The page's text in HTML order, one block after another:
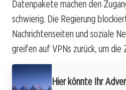
Datenpakete machen den
schwierig. Die Regierung
Nachrichtenseiten und soziale
greifen auf VPNs zurück, um die
Hier könnte Ihr